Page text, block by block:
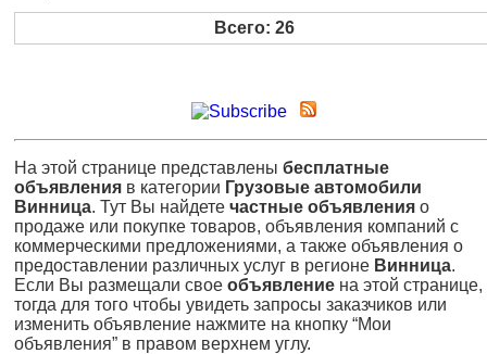
Всего: 26
На этой странице представлены бесплатные
объявления в категории Грузовые автомобили
Винница. Тут Вы найдете частные объявления о
продаже или покупке товаров, объявления компаний с
коммерческими предложениями, а также объявления о
предоставлении различных услуг в регионе Винница.
Если Вы размещали свое объявление на этой странице,
тогда для того чтобы увидеть запросы заказчиков или
изменить объявление нажмите на кнопку “Мои
объявления” в правом верхнем углу.